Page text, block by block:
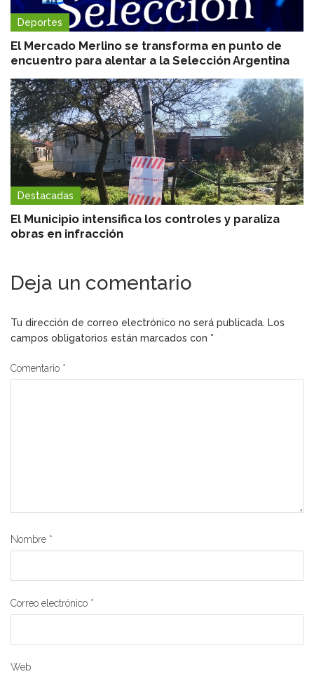
Deportes
El Mercado Merlino se transforma en punto de
encuentro para alentar a la Selección Argentina
Destacadas
El Municipio intensifica los controles y paraliza
obras en infracción
Deja un comentario
Tu dirección de correo electrónico no será publicada. Los
campos obligatorios están marcados con *
Comentario *
Nombre *
Correo electrónico *
Web